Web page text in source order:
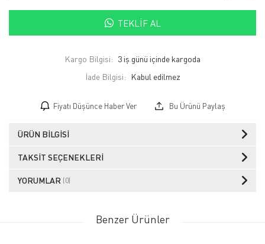
TEKLIF AL
Kargo Bilgisi: 3 iş günü içinde kargoda
İade Bilgisi:
Fiyatı Düşünce Haber Ver Bu Ürünü Paylaş
ÜRÜN BILGISI
TAKSIT SEÇENEKLERI
YORUMLAR (0)
Benzer Ürünler